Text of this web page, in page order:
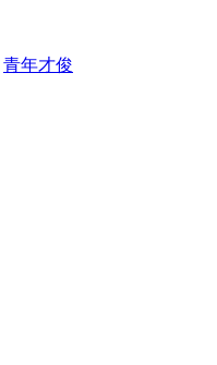
青年才俊